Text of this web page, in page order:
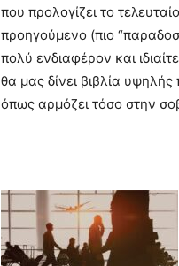
που προλογίζει το
προηγούμενο (πιο
πολύ ενδιαφέρον και
θα μας δίνει βιβλία
όπως αρμόζει τόσο στην